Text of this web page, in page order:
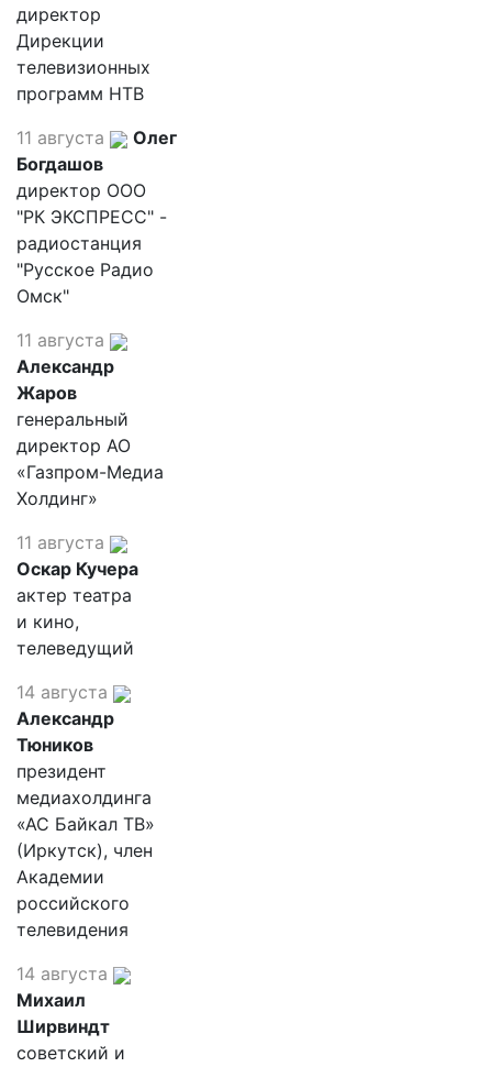
директор
Дирекции
телевизионных
программ НТВ
11 августа
Олег
Богдашов
директор ООО
"РК ЭКСПРЕСС" -
радиостанция
"Русское Радио
Омск"
11 августа
Александр
Жаров
генеральный
директор АО
«Газпром-Медиа
Холдинг»
11 августа
Оскар Кучера
актер театра
и кино,
телеведущий
14 августа
Александр
Тюников
президент
медиахолдинга
«АС Байкал ТВ»
(Иркутск), член
Академии
российского
телевидения
14 августа
Михаил
Ширвиндт
советский и